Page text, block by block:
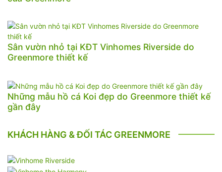
Sân vườn nhỏ tại KĐT Vinhomes Riverside do
Greenmore thiết kế
Những mẫu hồ cá Koi đẹp do Greenmore thiết kế
gần đây
KHÁCH HÀNG & ĐỐI TÁC GREENMORE